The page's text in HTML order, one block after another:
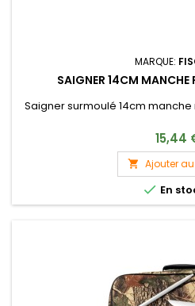
MARQUE:
SAIGNER 14CM MANCHE
Saigner surmoulé 14cm
15,44
 Ajouter
 En